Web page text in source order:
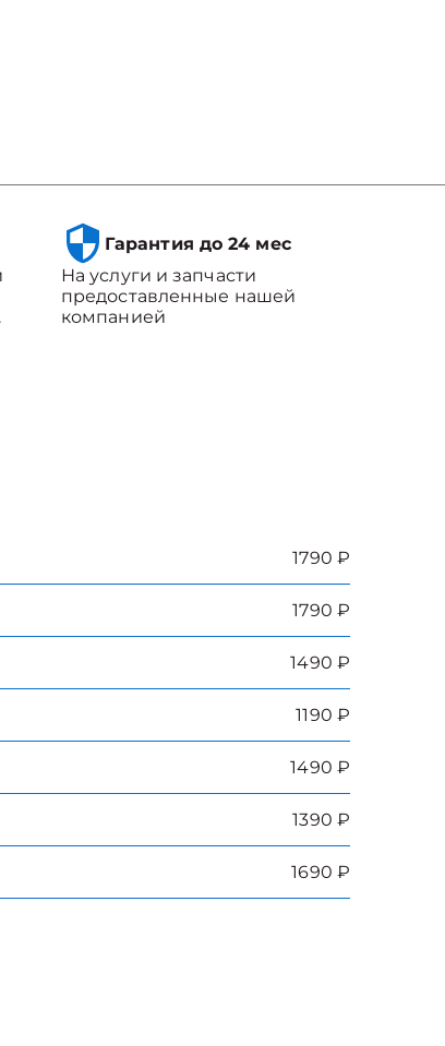
Гарантия до 24 мес
На услуги и запчасти
предоставленные нашей
компанией
1790 ₽
1790 ₽
1490 ₽
1190 ₽
1490 ₽
1390 ₽
1690 ₽